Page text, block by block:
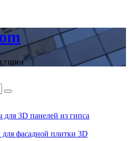
гипса
3D панелей из гипса
фасадной плитки 3D